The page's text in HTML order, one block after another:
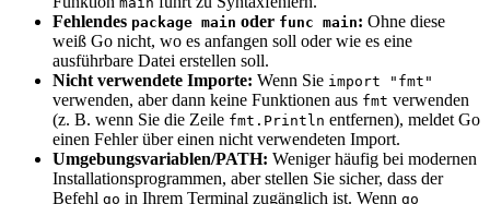
Fehlendes package main oder func main: Ohne diese
weiß Go nicht, wo es anfangen soll oder wie es eine
ausführbare Datei erstellen soll.
Nicht verwendete Importe: Wenn Sie import "fmt"
verwenden, aber dann keine Funktionen aus fmt verwenden
(z. B. wenn Sie die Zeile fmt.Println entfernen), meldet Go
einen Fehler über einen nicht verwendeten Import.
Umgebungsvariablen/PATH: Weniger häufig bei modernen
Installationsprogrammen, aber stellen Sie sicher, dass der
Befehl go in Ihrem Terminal zugänglich ist. Wenn go